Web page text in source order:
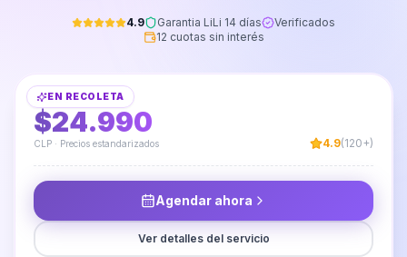
4.9 Garantia LiLi 14 días
Verificados
12 cuotas sin interés
EN RECOLETA
DESDE
$24.990
CLP · Precios estandarizados 4.9(120+)
Agendar ahora
Ver detalles del servicio